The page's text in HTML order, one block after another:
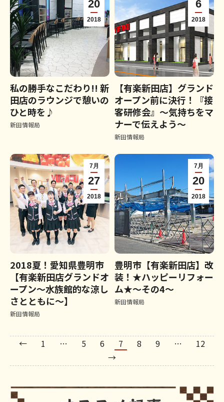
20
2018
私の勝手なこだわり!! 新
田店のラウンジで憩いの
ひと時を♪
新田情報局
6
2018
【有楽新田店】グランド
オープン前に決行！『接
客研修会』～気持ちをマ
ナーで伝えよう～
新田情報局
7月
27
2018
2018夏！愛知県豊明市
【有楽新田店グランドオ
ープン～水族館的な涼し
さとともに～】
新田情報局
7月
20
2018
豊明市【有楽新田店】改
装！★ハッピーリフォー
ム★～その4〜
新田情報局
← 1 … 5 6 7 8 9 …
12
→